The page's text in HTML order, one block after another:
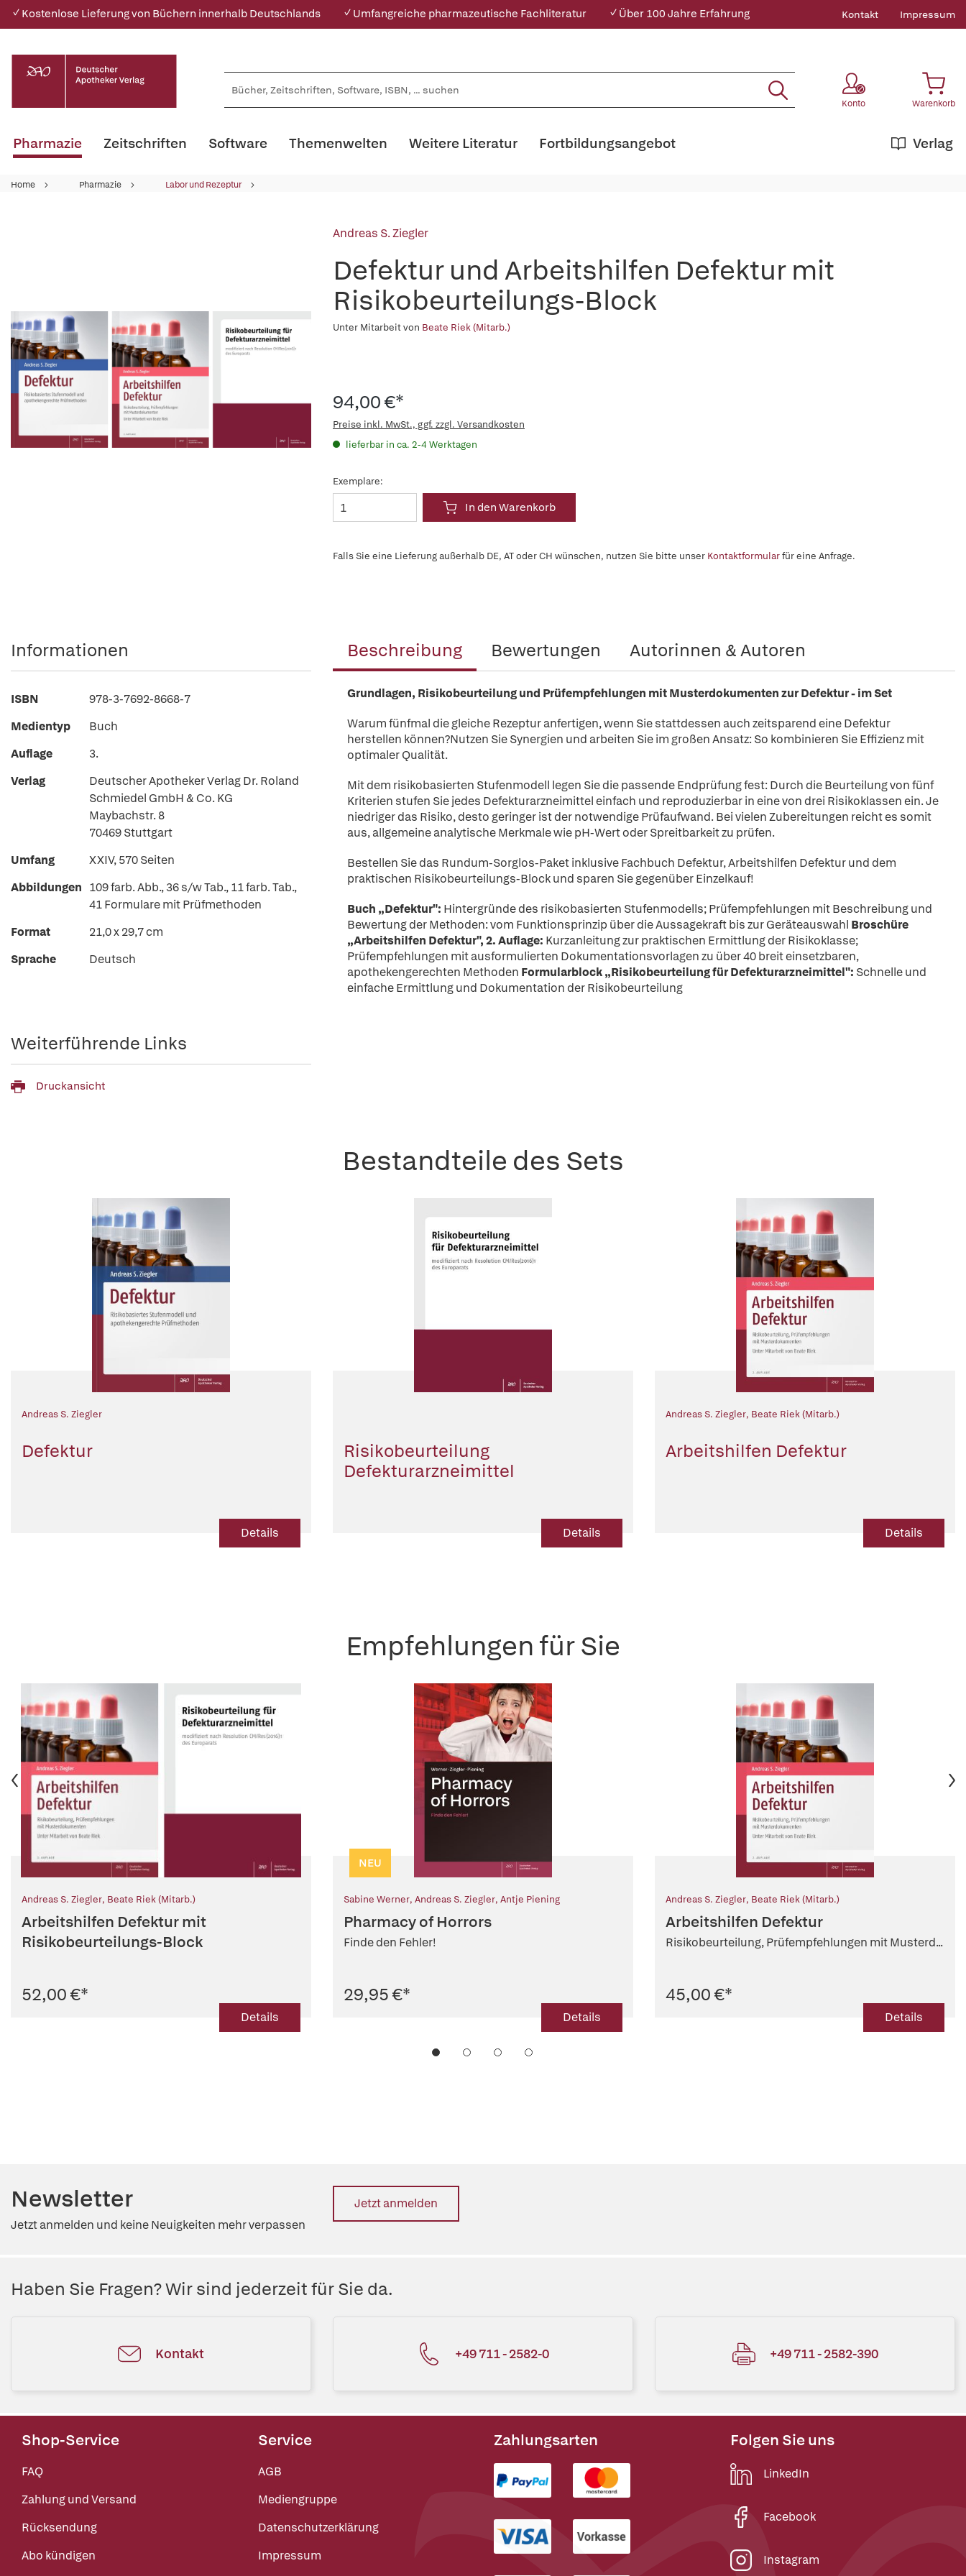
✓ Kostenlose Lieferung von Büchern innerhalb Deutschlands ✓ Umfangreiche pharmazeutische Fachliteratur ✓ Über 100 Jahre Erfahrung Kontakt Impressum
Konto Warenkorb
Pharmazie Zeitschriften Software Themenwelten Weitere Literatur Verlag
Fortbildungsangebot
Home Pharmazie Labor und Rezeptur
Andreas S. Ziegler
Defektur und Arbeitshilfen Defektur mit
Risikobeurteilungs-Block
Unter Mitarbeit von Beate Riek (Mitarb.)
94,00 €*
Preise inkl. MwSt., ggf. zzgl. Versandkosten
lieferbar in ca. 2-4 Werktagen
Exemplare:
In den Warenkorb
Falls Sie eine Lieferung außerhalb DE, AT oder CH wünschen, nutzen Sie bitte unser Kontaktformularfür eine Anfrage.
Beschreibung Bewertungen Autorinnen & Autoren
Grundlagen, Risikobeurteilung und Prüfempfehlungen mit Musterdokumenten zur Defektur - im Set
Warum fünfmal die gleiche Rezeptur anfertigen, wenn Sie stattdessen auch zeitsparend eine Defektur
herstellen können?Nutzen Sie Synergien und arbeiten Sie im großen Ansatz: So kombinieren Sie Effizienz mit
optimaler Qualität.
Mit dem risikobasierten Stufenmodell legen Sie die passende Endprüfung fest: Durch die Beurteilung von fünf
Kriterien stufen Sie jedes Defekturarzneimittel einfach und reproduzierbar in eine von drei Risikoklassen ein. Je
niedriger das Risiko, desto geringer ist der notwendige Prüfaufwand. Bei vielen Zubereitungen reicht es somit
aus, allgemeine analytische Merkmale wie pH-Wert oder Spreitbarkeit zu prüfen.
Bestellen Sie das Rundum-Sorglos-Paket inklusive Fachbuch Defektur, Arbeitshilfen Defektur und dem
praktischen Risikobeurteilungs-Block und sparen Sie gegenüber Einzelkauf!
Buch „Defektur": Hintergründe des risikobasierten Stufenmodells; Prüfempfehlungen mit Beschreibung und
Bewertung der Methoden: vom Funktionsprinzip über die Aussagekraft bis zur Geräteauswahl Broschüre
„Arbeitshilfen Defektur", 2. Auflage: Kurzanleitung zur praktischen Ermittlung der Risikoklasse;
Prüfempfehlungen mit ausformulierten Dokumentationsvorlagen zu über 40 breit einsetzbaren,
apothekengerechten Methoden Formularblock „Risikobeurteilung für Defekturarzneimittel": Schnelle und
einfache Ermittlung und Dokumentation der Risikobeurteilung
Informationen
ISBN
978-3-7692-8668-7
Medientyp
Buch
Auflage
3.
Verlag
Deutscher Apotheker Verlag Dr. Roland
Schmiedel GmbH & Co. KG
Maybachstr. 8
70469 Stuttgart
Umfang
XXIV, 570 Seiten
Abbildungen 109 farb. Abb., 36 s/w Tab., 11 farb. Tab.,
41 Formulare mit Prüfmethoden
Format
21,0 x 29,7 cm
Sprache
Deutsch
Weiterführende Links
Druckansicht
Bestandteile des Sets
Andreas S. Ziegler
Defektur
Details
Risikobeurteilung
Defekturarzneimittel
Details
Andreas S. Ziegler, Beate Riek (Mitarb.)
Arbeitshilfen Defektur
Details
Empfehlungen für Sie
Andreas S. Ziegler, Beate Riek (Mitarb.)
Arbeitshilfen Defektur mit
Risikobeurteilungs-Block
52,00 €*
Details
NEU
Sabine Werner, Andreas S. Ziegler, Antje Piening
Pharmacy of Horrors
Finde den Fehler!
29,95 €*
Details
Andreas S. Ziegler, Beate Riek (Mitarb.)
Arbeitshilfen Defektur
Risikobeurteilung, Prüfempfehlungen mit Musterd...
45,00 €*
Details
Newsletter
Jetzt anmelden und keine Neuigkeiten mehr verpassen
Jetzt anmelden
Haben Sie Fragen? Wir sind jederzeit für Sie da.
Kontakt +49 711 - 2582-0 +49 711 - 2582-390
Shop-Service
FAQ
Zahlung und Versand
Rücksendung
Abo kündigen
Service
AGB
Mediengruppe
Datenschutzerklärung
Impressum
Zahlungsarten Folgen Sie uns
LinkedIn
Facebook
Instagram